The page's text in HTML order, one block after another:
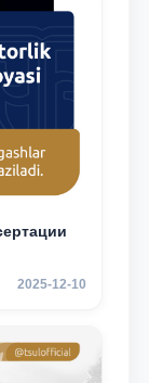
2025-12-10